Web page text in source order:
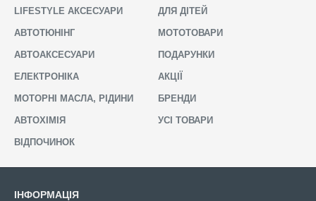
витрачати кошти на пляшку води в магазині; · Користь для
наявності? · Дорожня пляшка Peugeot P8 в стильному
мінімалістичному дизайні, буде чудовим супутником у вашій подорожі; ·
смугу для кращого захоплення. Прикрашена брендингом ŠKODA, та
закривається кришкою, яка кріпиться на карабін; · Скляна пляшка для
води ECO Skoda виготовлена зі скла з подвійними стінками об'ємом
500 мл. Вона є відмінним помічником для дотримання режиму пиття.
нержавіючої сталі, щоб легко витягти чай або фрукти.Чому
LIFESTYLE АКСЕСУАРИ
АВТОТЮНІНГ
АВТОАКСЕСУАРИ
ЕЛЕКТРОНІКА
МОТОРНІ МАСЛА, РІДИНИ
АВТОХІМІЯ
ВІДПОЧИНОК
ДЛЯ ДІТЕЙ
МОТОТОВАРИ
ПОДАРУНКИ
АКЦІЇ
БРЕНДИ
УСІ ТОВАРИ
ІНФОРМАЦІЯ